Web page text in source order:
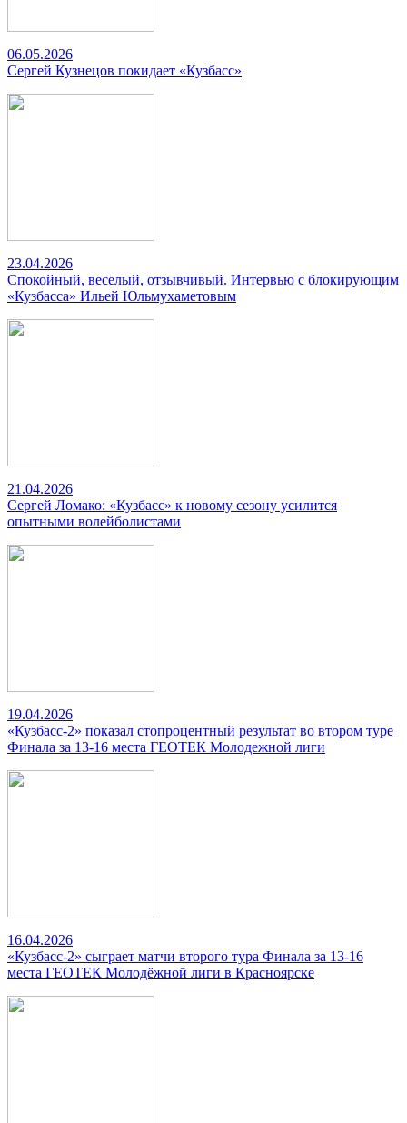
06.05.2026
Сергей Кузнецов покидает «Кузбасс»
23.04.2026
Спокойный, веселый, отзывчивый. Интервью с блокирующим
«Кузбасса» Ильей Юльмухаметовым
21.04.2026
Сергей Ломако: «Кузбасс» к новому сезону усилится
опытными волейболистами
19.04.2026
«Кузбасс-2» показал стопроцентный результат во втором туре
Финала за 13-16 места ГЕОТЕК Молодежной лиги
16.04.2026
«Кузбасс-2» сыграет матчи второго тура Финала за 13-16
места ГЕОТЕК Молодёжной лиги в Красноярске